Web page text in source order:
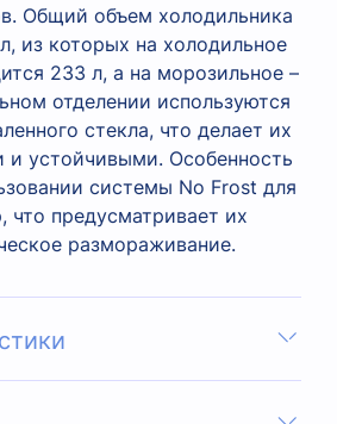
Общий объем холодильника
из которых на холодильное
233 л, а на морозильное –
отделении используются
стекла, что делает их
и устойчивыми. Особенность
системы No Frost для
что предусматривает их
размораживание.